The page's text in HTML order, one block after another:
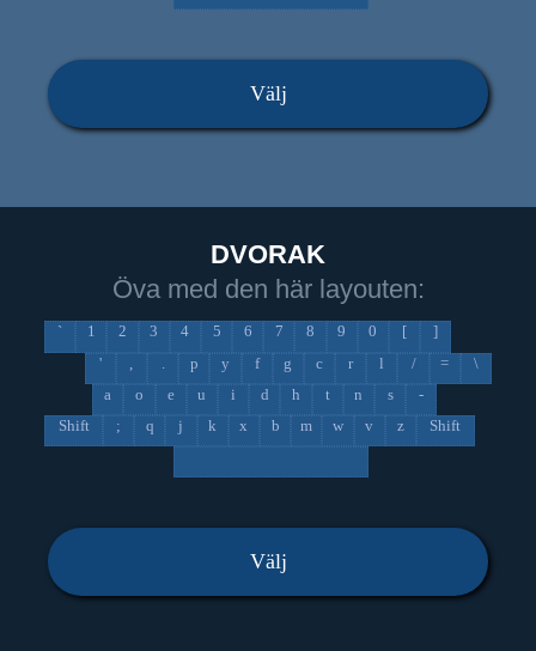
Välj
DVORAK
Öva med den här layouten:
` 1 2 3 4 5 6 7 8 9 0 [
]
'
p y f g c r l / =
\
a
o e u i d h t n s
-
Shift
; q j k x b m w v z Shift
Välj